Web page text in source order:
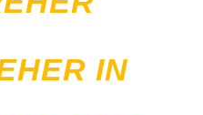
IN